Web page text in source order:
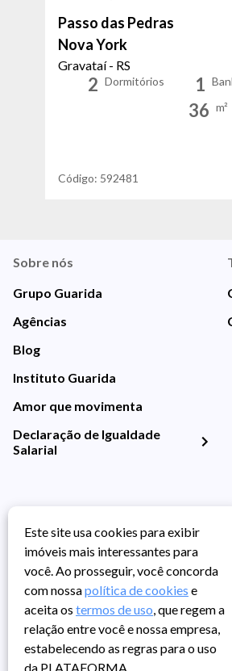
Passo das Pedras
Nova York
Gravataí - RS
2 Dormitórios 1
36 m²
Código: 592481
Sobre nós
Grupo Guarida
Agências
Blog
Instituto Guarida
Amor que movimenta
Declaração de Igualdade
Salarial
Este site usa cookies para exibir
imóveis mais interessantes para
você. Ao prosseguir, você concorda
com nossapolítica de cookies e
aceita os termos de uso, que regem a
relação entre você e nossa empresa,
estabelecendo as regras para o uso
da PLATAFORMA.